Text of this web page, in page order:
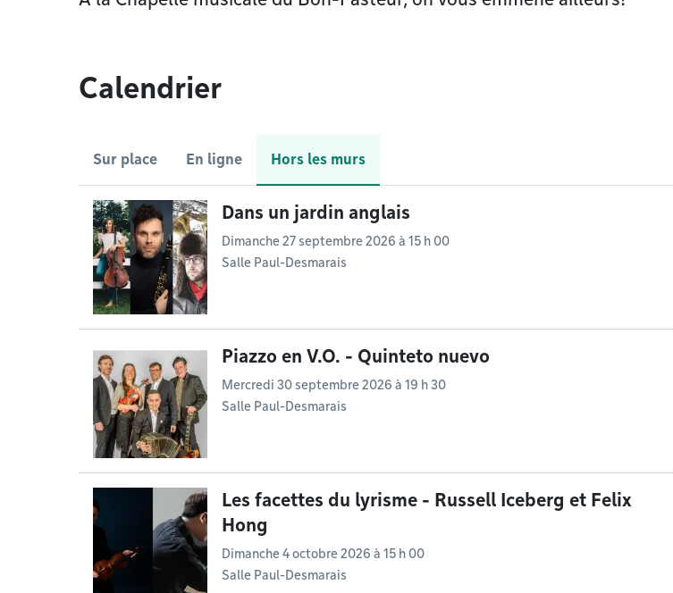
Calendrier
Sur place En ligne Hors les murs
Dans un jardin anglais
Dimanche 27 septembre 2026 à 15 h 00
Salle Paul-Desmarais
Piazzo en V.O. - Quinteto nuevo
Mercredi 30 septembre 2026 à 19 h 30
Salle Paul-Desmarais
Les facettes du lyrisme - Russell Iceberg et Felix
Hong
Dimanche 4 octobre 2026 à 15 h 00
Salle Paul-Desmarais